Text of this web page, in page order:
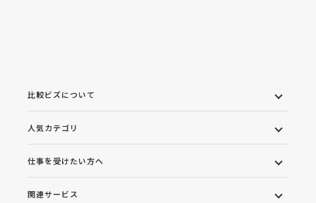
比較ビズについて
人気カテゴリ
仕事を受けたい方へ
関連サービス